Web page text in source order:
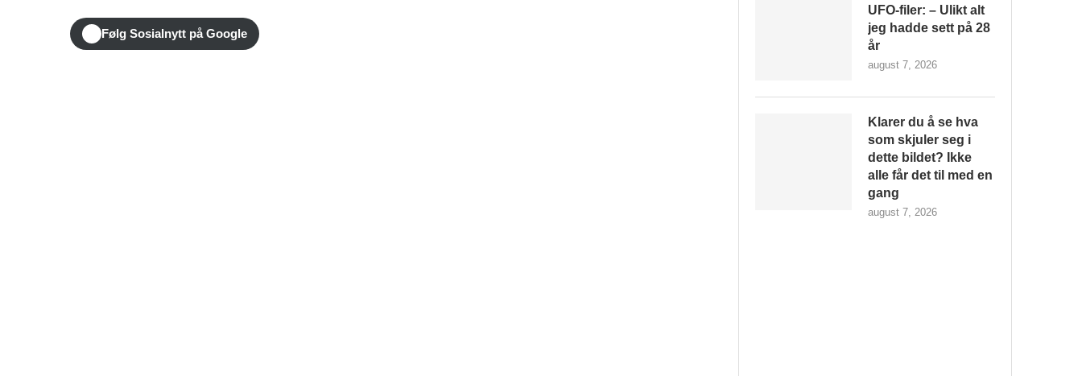
Følg Sosialnytt på Google
UFO-filer: – Ulikt alt
jeg hadde sett på 28
år
august 7, 2026
Klarer du å se hva
som skjuler seg i
dette bildet? Ikke
alle får det til med en
gang
august 7, 2026